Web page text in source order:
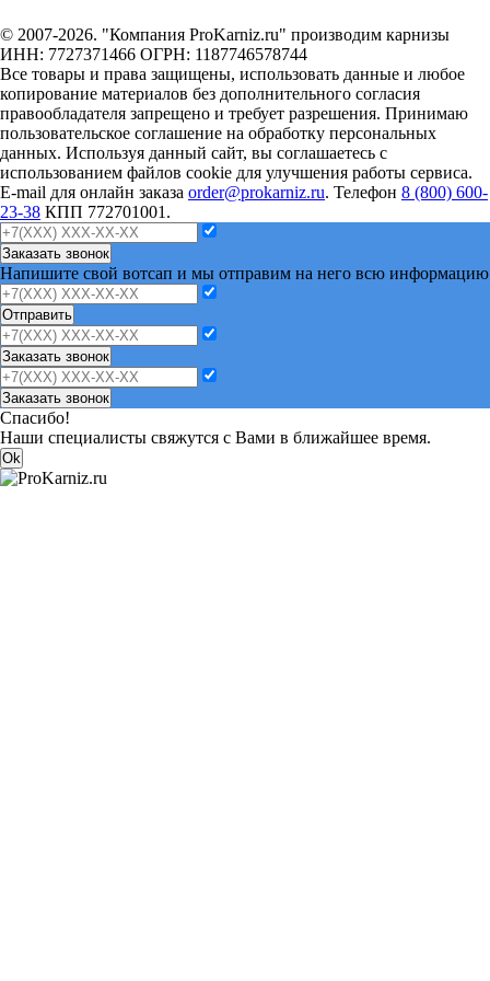
© 2007-2026. "Компания ProKarniz.ru" производим карнизы
ИНН: 7727371466 ОГРН: 1187746578744
Все товары и права защищены, использовать данные и любое
копирование материалов без дополнительного согласия
правообладателя запрещено и требует разрешения. Принимаю
пользовательское соглашение на обработку персональных
данных. Используя данный сайт, вы соглашаетесь с
использованием файлов cookie для улучшения работы сервиса.
E-mail для онлайн заказа order@prokarniz.ru. Телефон 8 (800) 600-
23-38 КПП 772701001.
Заказать звонок
Напишите свой вотсап и мы отправим на него всю информацию
Отправить
Заказать звонок
Заказать звонок
Спасибо!
Наши специалисты свяжутся с Вами в ближайшее время.
Ok